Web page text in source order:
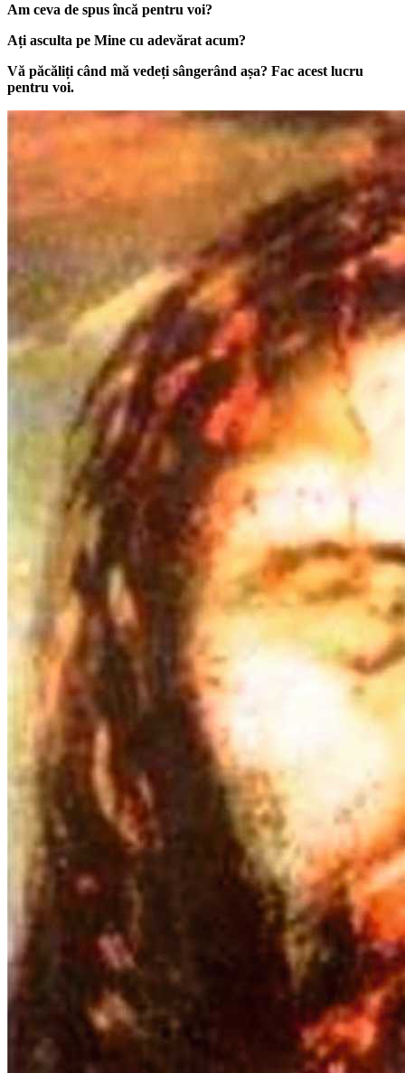
Am ceva de spus încă pentru voi?
Ați asculta pe Mine cu adevărat acum?
Vă păcăliți când mă vedeți sângerând așa? Fac acest lucru
pentru voi.